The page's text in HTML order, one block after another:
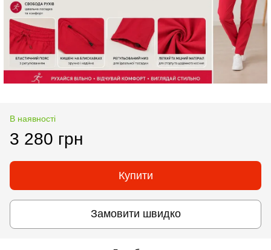
В наявності
3 280 грн
Купити
Замовити швидко